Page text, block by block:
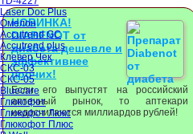
Laser Doc Plus
Омелон
Accutrend GC
Accutrend plus
Клевер Чек
СКС-03
СКС-05
Bluecare
Глюкофот
Глюкофот Люкс
Глюкофот Плюс
НОВИНКА!
DIABENOT от
диабета дешевле и
эффективнее
прочих!
Если его выпустят на российский
аптечный рынок, то аптекари
недосчитаются миллиардов рублей!